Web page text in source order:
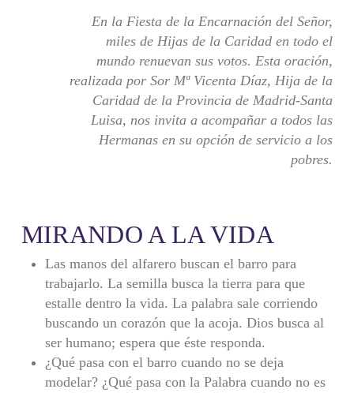
En la Fiesta de la Encarnación del Señor,
miles de Hijas de la Caridad en todo el
mundo renuevan sus votos. Esta oración,
realizada por Sor Mª Vicenta Díaz, Hija de la
Caridad de la Provincia de Madrid-Santa
Luisa, nos invita a acompañar a todos las
Hermanas en su opción de servicio a los
pobres.
MIRANDO A LA VIDA
Las manos del alfarero buscan el barro para
trabajarlo. La semilla busca la tierra para que
estalle dentro la vida. La palabra sale corriendo
buscando un corazón que la acoja. Dios busca al
ser humano; espera que éste responda.
¿Qué pasa con el barro cuando no se deja
modelar? ¿Qué pasa con la Palabra cuando no es